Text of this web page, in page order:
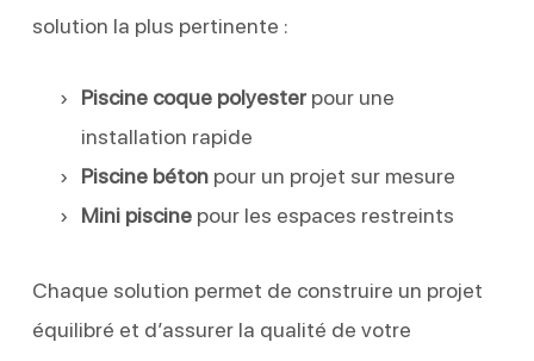
solution la plus pertinente :
Piscine coque polyesterpour une
installation rapide
Piscine bétonpour un projet sur mesure
Mini piscinepour les espaces restreints
Chaque solution permet de construire un projet
équilibré et d’assurer la qualité de votre